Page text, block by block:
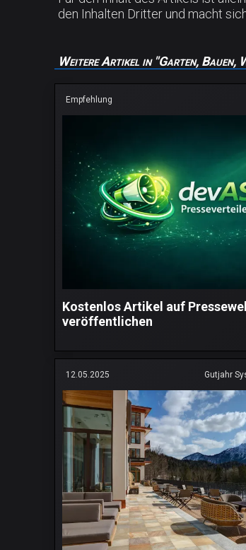
den Inhalten Dritter und macht
Weitere Artikel in "Garten, Bauen,
Empfehlung
Kostenlos Artikel auf
veröffentlichen
12.05.2025 Gutjahr